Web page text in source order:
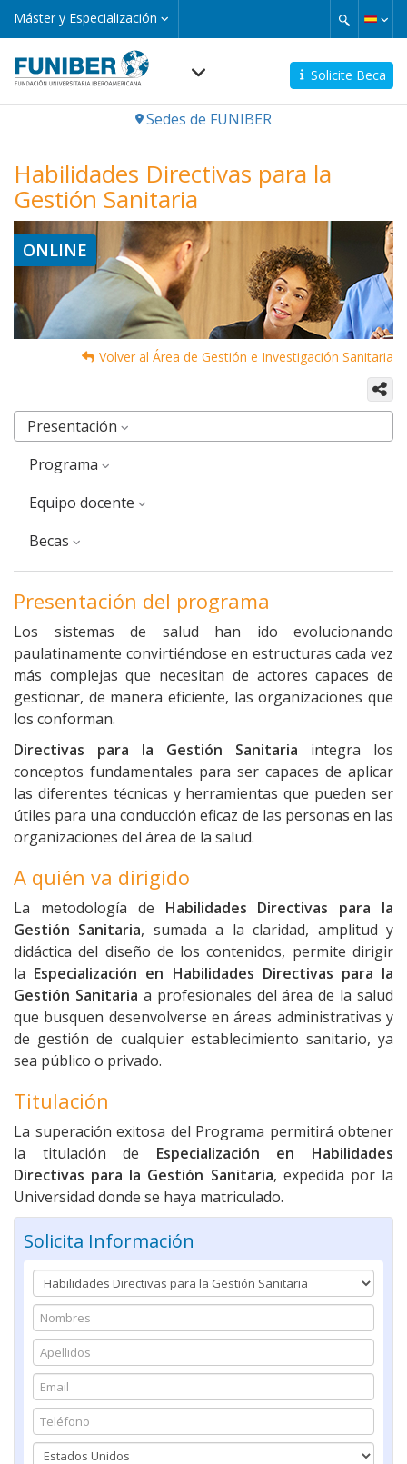
Pasar
principal
Máster y Especialización
Máster
y
Solicite Beca
Navegación
Sedes de FUNIBER
Habilidades Directivas para la
Gestión Sanitaria
ONLINE
Volver al Área de Gestión e Investigación Sanitaria
Presentación
Programa
equipo docente
Becas
Presentación del programa
Los sistemas de salud han ido evolucionando
paulatinamente convirtiéndose en estructuras cada vez
más complejas que necesitan de actores capaces de
gestionar, de manera eficiente, las organizaciones que
los conforman.
Directivas para la Gestión Sanitaria integra los
conceptos fundamentales para ser capaces de aplicar
las diferentes técnicas y herramientas que pueden ser
útiles para una conducción eficaz de las personas en las
organizaciones del área de la salud.
A quién va dirigido
La metodología de Habilidades Directivas para la
Gestión Sanitaria, sumada a la claridad, amplitud y
didáctica del diseño de los contenidos, permite dirigir
la Especialización en Habilidades Directivas para la
Gestión Sanitaria a profesionales del área de la salud
que busquen desenvolverse en áreas administrativas y
de gestión de cualquier establecimiento sanitario, ya
sea público o privado.
Titulación
La superación exitosa del Programa permitirá obtener
la titulación de Especialización en Habilidades
Directivas para la Gestión Sanitaria, expedida por la
Universidad donde se haya matriculado.
Solicita Información